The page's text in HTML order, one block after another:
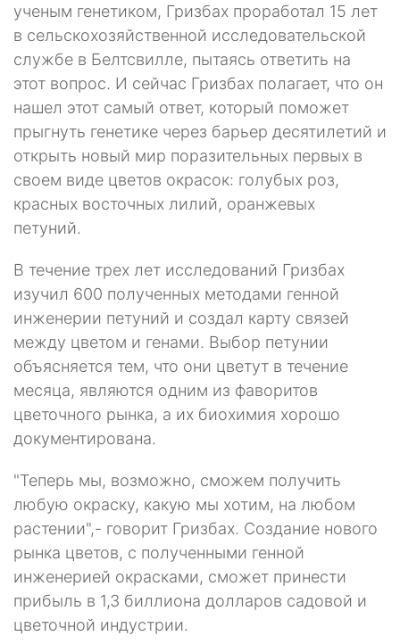
ученым генетиком, Гризбах про­работал 15 лет
в сельскохозяйственной исследовательской
службе в Белтсвилле, пытаясь ответить на
этот вопрос. И сейчас Гризбах полагает, что он
нашел этот самый ответ, который поможет
прыгнуть генетике через барьер десятилетий и
открыть новый мир поразительных первых в
своем виде цветов окрасок: голубых роз,
красных восточных лилий, оранжевых
петуний.
В течение трех лет исследований Гризбах
изучил 600 полученных методами генной
инженерии петуний и создал карту связей
между цветом и генами. Выбор петунии
объясняется тем, что они цветут в течение
меся­ца, являются одним из фаворитов
цветочного рынка, а их биохимия хо­рошо
документирована.
"Теперь мы, возможно, сможем получить
любую окраску, какую мы хотим, на любом
растении",- говорит Гризбах. Создание нового
рынка цветов, с полученными генной
инженерией окрасками, сможет принести
прибыль в 1,3 биллиона долларов садовой и
цветочной индустрии.